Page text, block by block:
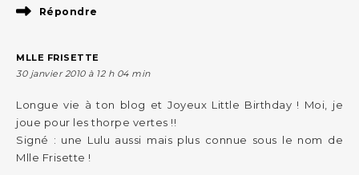
Répondre
MLLE FRISETTE
30 janvier 2010 à 12 h 04 min
Longue vie à ton blog et Joyeux Little Birthday ! Moi, je
joue pour les thorpe vertes !!
Signé : une Lulu aussi mais plus connue sous le nom de
Mlle Frisette !